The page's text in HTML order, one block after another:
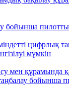
бойынша
цифрлық
мүмкін
мен құрамында
бойынша